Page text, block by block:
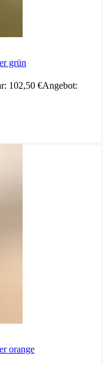
grün
102,50 €Angebot:
orange